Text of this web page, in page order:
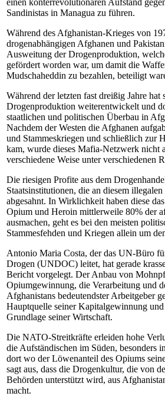
einen konterrevolutionären Aufstand
Sandinistas in Managua zu führen.
Während des Afghanistan-Krieges von
drogenabhängigen Afghanen und
Ausweitung der Drogenproduktion,
gefördert worden war, um damit die
Mudschaheddin zu bezahlen, beteiligt
Während der letzten fast dreißig Jahre hat
Drogenproduktion weiterentwickelt und
staatlichen und politischen Überbau in
Nachdem der Westen die Afghanen
und Stammeskriegen und schließlich zur
kam, wurde dieses Mafia-Netzwerk nicht
verschiedene Weise unter verschiedenen
Die riesigen Profite aus dem
Staatsinstitutionen, die an diesem
abgesahnt. In Wirklichkeit haben diese
Opium und Heroin mittlerweile 80% der
ausmachen, geht es bei den meisten
Stammesfehden und Kriegen allein um
Antonio Maria Costa, der das UN-Büro
Drogen (UNDOC) leitet, hat gerade
Bericht vorgelegt. Der Anbau von
Opiumgewinnung, die Verarbeitung und
Afghanistans bedeutendster Arbeitgeber
Hauptquelle seiner Kapitalgewinnung
Grundlage seiner Wirtschaft.
Die NATO-Streitkräfte erleiden hohe
die Aufständischen im Süden, besonders
dort wo der Löwenanteil des Opiums
sagt aus, dass die Drogenkultur, die von
Behörden unterstützt wird, aus
macht.